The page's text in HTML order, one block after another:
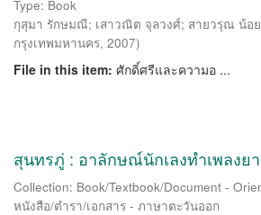
Type: Book
กุสุมา รักษมณี; เสาวณิต จุลวงศ์; สายวรุณ น้อ
กรุงเทพมหานคร, 2007)
File in this item: ศักดิ์ศรีและความอ ...
สุนทรภู่ : อาลักษณ์นักเลงทำเพลงย
Collection: Book/Textbook/Document -
หนังสือ/ตำรา/เอกสาร - ภาษาตะวันออก